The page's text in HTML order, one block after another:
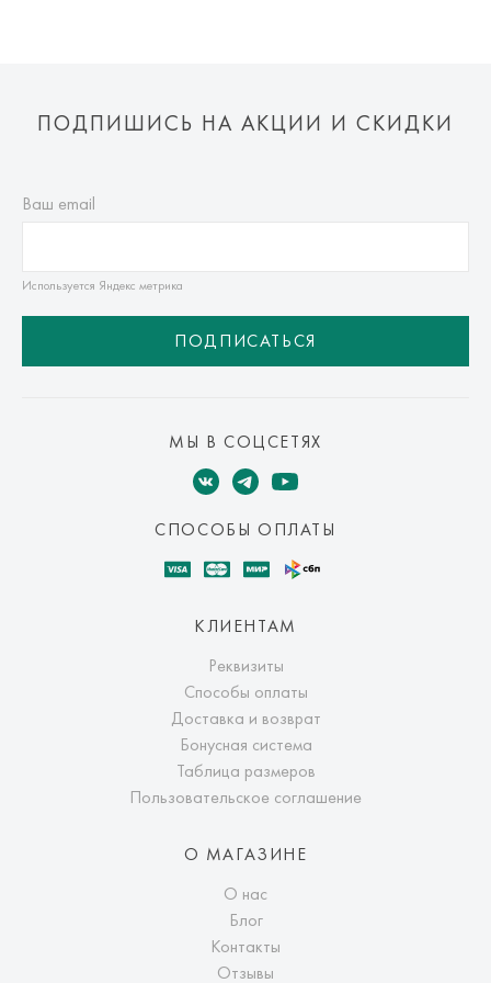
ПОДПИШИСЬ НА АКЦИИ И СКИДКИ
Ваш email
Используется Яндекс метрика
ПОДПИСАТЬСЯ
МЫ В СОЦСЕТЯХ
СПОСОБЫ ОПЛАТЫ
КЛИЕНТАМ
Реквизиты
Способы оплаты
Доставка и возврат
Бонусная система
Таблица размеров
Пользовательское соглашение
О МАГАЗИНЕ
О нас
Блог
Контакты
Отзывы